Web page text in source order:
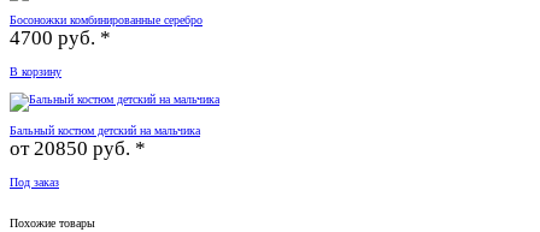
Босоножки комбинированные серебро
4700 руб. *
В корзину
Бальный костюм детский на мальчика
от20850 руб. *
Под заказ
Похожие товары